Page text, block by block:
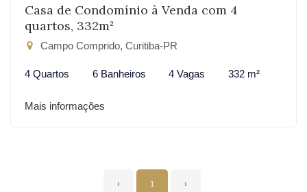
Casa de Condomínio à Venda com 4
quartos, 332m²
Campo Comprido, Curitiba-PR
4 Quartos 6 Banheiros 4 Vagas 332 m²
Mais informações
‹ 1 ›